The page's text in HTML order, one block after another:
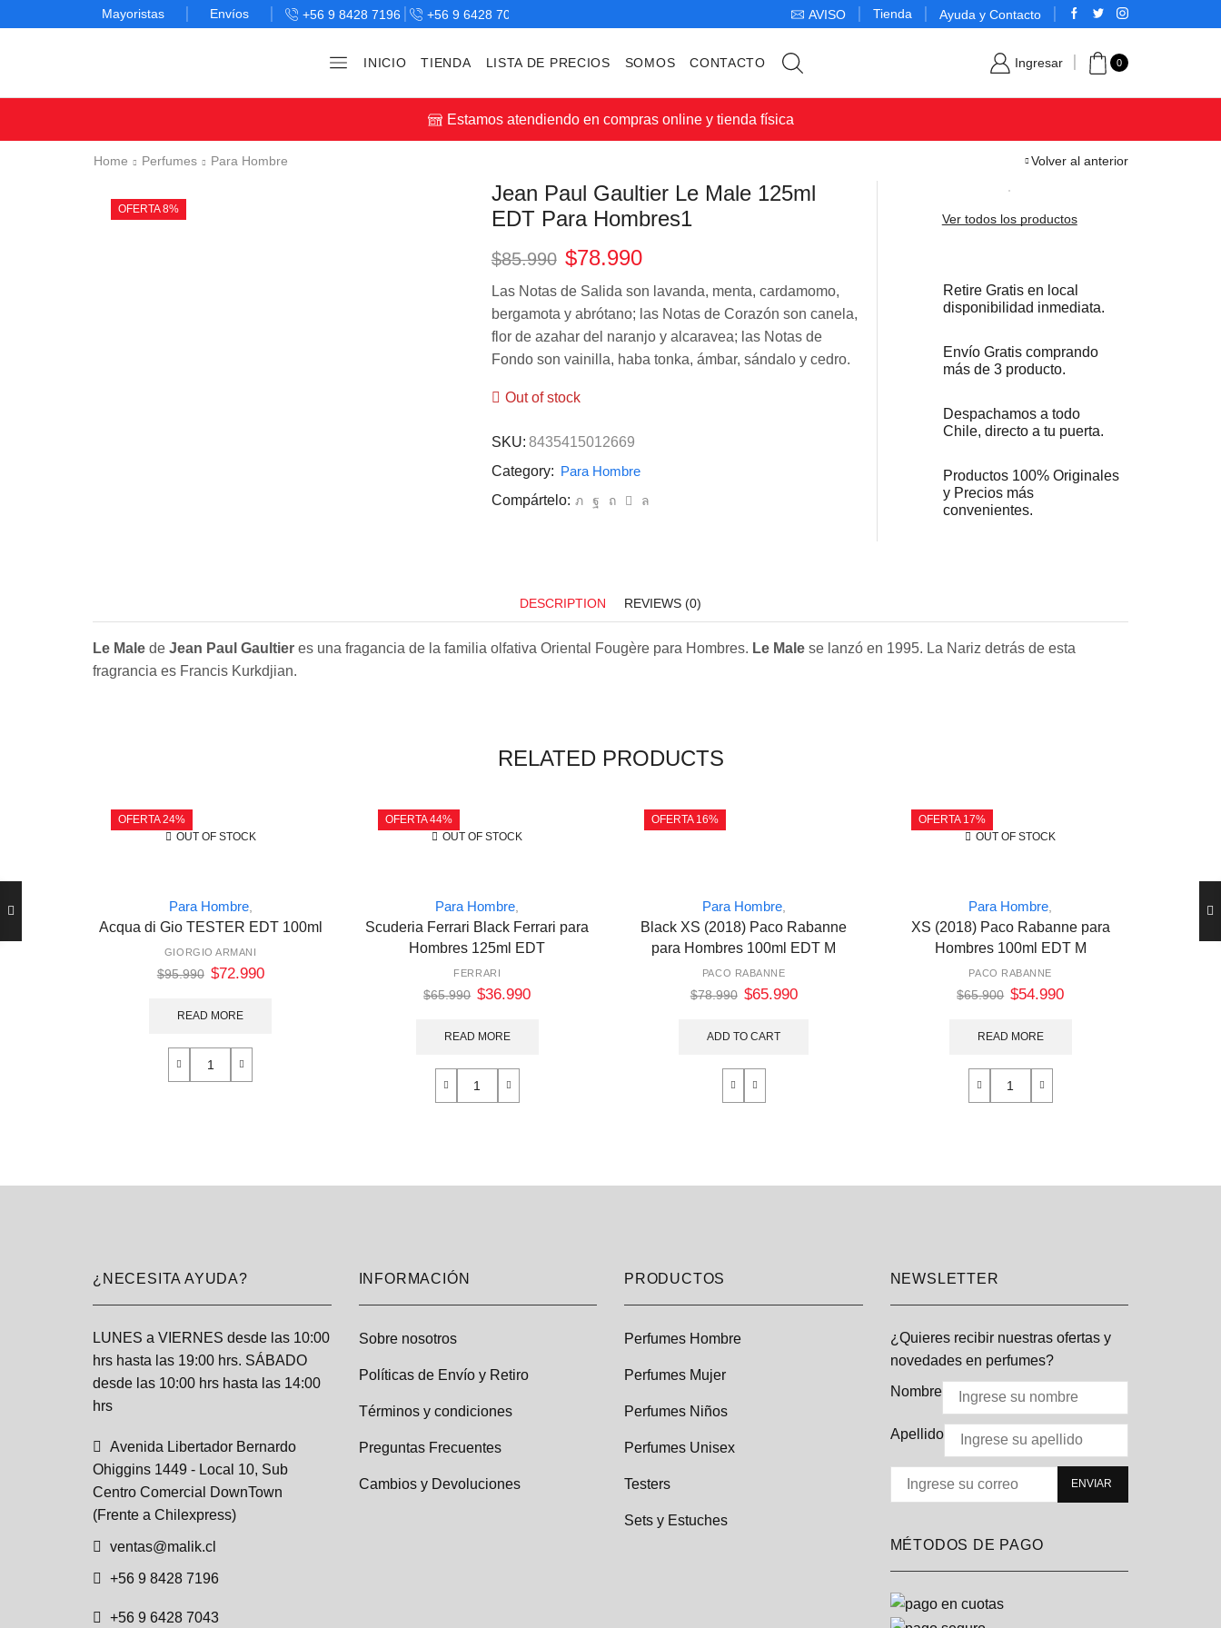
Mayoristas Envíos +56 9 8428 7196 +56 9 6428 7043 AVISO Tienda Ayuda y Contacto
INICIO TIENDA LISTA DE PRECIOS SOMOS CONTACTO Ingresar 0
Estamos atendiendo en compras online y tienda física
Home Perfumes Para Hombre Volver al anterior
OFERTA 8%
Jean Paul Gaultier Le Male 125ml
EDT Para Hombres1
$85.990 $78.990
Las Notas de Salida son lavanda, menta, cardamomo,
bergamota y abrótano; las Notas de Corazón son canela,
flor de azahar del naranjo y alcaravea; las Notas de
Fondo son vainilla, haba tonka, ámbar, sándalo y cedro.
Out of stock
SKU: 8435415012669
Category: Para Hombre
Compártelo:
Ver todos los productos
Retire Gratis en local
disponibilidad inmediata.
Envío Gratis comprando
más de 3 producto.
Despachamos a todo
Chile, directo a tu puerta.
Productos 100% Originales
y Precios más
convenientes.
DESCRIPTION REVIEWS (0)
Le Male de Jean Paul Gaultier es una fragancia de la familia olfativa Oriental Fougère para Hombres. Le Male se lanzó en 1995. La Nariz detrás de esta
fragrancia es Francis Kurkdjian.
RELATED PRODUCTS
OFERTA 24%
OUT OF STOCK
Para Hombre,
Acqua di Gio TESTER EDT 100ml
GIORGIO ARMANI
$95.990 $72.990
READ MORE
OFERTA 44%
OUT OF STOCK
Para Hombre
Scuderia Ferrari Black Ferrari para
Hombres 125ml EDT
FERRARI
$65.990 $36.990
READ MORE
OFERTA 16%
Para Hombre,
Black XS (2018) Paco Rabanne
para Hombres 100ml EDT M
PACO RABANNE
$78.990 $65.990
ADD TO CART
OFERTA 17%
OUT OF STOCK
Para Hombre
XS (2018) Paco Rabanne para
Hombres 100ml EDT M
PACO RABANNE
$65.900 $54.990
READ MORE
¿NECESITA AYUDA?
LUNES a VIERNES desde las 10:00
hrs hasta las 19:00 hrs. SÁBADO
desde las 10:00 hrs hasta las 14:00
hrs
Avenida Libertador Bernardo
Ohiggins 1449 - Local 10, Sub
Centro Comercial DownTown
(Frente a Chilexpress)
ventas@malik.cl
+56 9 8428 7196
+56 9 6428 7043
INFORMACIÓN
Sobre nosotros
Políticas de Envío y Retiro
Términos y condiciones
Preguntas Frecuentes
Cambios y Devoluciones
PRODUCTOS
Perfumes Hombre
Perfumes Mujer
Perfumes Niños
Perfumes Unisex
Testers
Sets y Estuches
NEWSLETTER
¿Quieres recibir nuestras ofertas y
novedades en perfumes?
Nombre
Apellido
MÉTODOS DE PAGO